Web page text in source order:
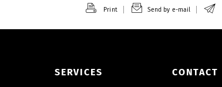
Print Send by e-mail
SERVICES CONTACT